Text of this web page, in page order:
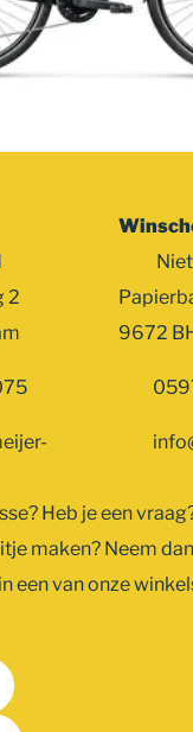
2
9672
Heb je een
maken? Neem
een van onze